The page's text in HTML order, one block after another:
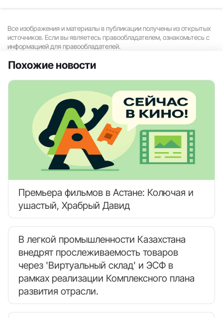
Все изображения и материалы в публикации получены из открытых
источников. Если вы являетесь правообладателем, ознакомьтесь с
информацией для правообладателей.
Похожие новости
Премьера фильмов в Астане: Колючая и
ушастый, Храбрый Давид
В легкой промышленности Казахстана
внедрят прослеживаемость товаров
через 'Виртуальный склад' и ЭСФ в
рамках реализации Комплексного плана
развития отрасли.